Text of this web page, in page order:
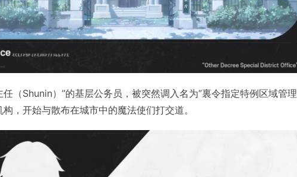
（Shunin）”的基层公务员，被突然调入名为”裏令指定特例区域管理
，开始与散布在城市中的魔法使们打交道。